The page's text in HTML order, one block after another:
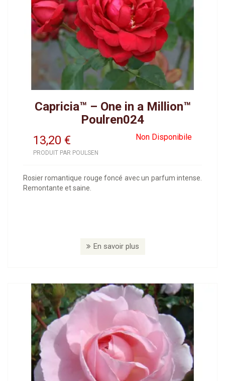
Capricia™ – One in a Million™
Poulren024
13,20
Non Disponibile
€
PRODUIT PAR POULSEN
Rosier romantique rouge foncé avec un parfum intense.
Remontante et saine.
En savoir plus